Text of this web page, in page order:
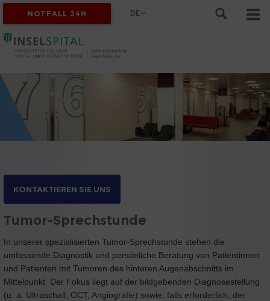
NOTFALL 24H DE
KONTAKTIEREN SIE UNS
Tumor-Sprechstunde
In unserer spezialisierten Tumor-Sprechstunde stehen die
umfassende Diagnostik und persönliche Beratung von Patientinnen
und Patienten mit Tumoren des hinteren Augenabschnitts im
Mittelpunkt. Der Fokus liegt auf der bildgebenden Diagnosestellung
(u. a. Ultraschall, OCT, Angiografie) sowie, falls erforderlich, der